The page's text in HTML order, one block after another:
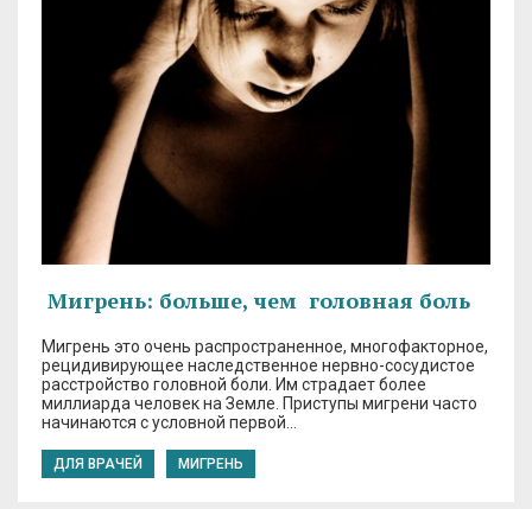
Мигрень: больше, чем головная боль
Мигрень это очень распространенное, многофакторное,
рецидивирующее наследственное нервно-сосудистое
расстройство головной боли. Им страдает более
миллиарда человек на Земле. Приступы мигрени часто
начинаются с условной первой…
ДЛЯ ВРАЧЕЙ МИГРЕНЬ